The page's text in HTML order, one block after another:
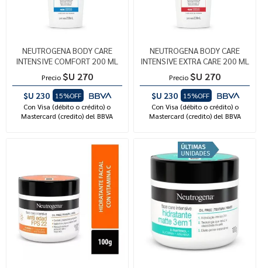
NEUTROGENA BODY CARE
INTENSIVE COMFORT 200 ML
Precio $U 270
$U 230
15%OFF
Con Visa (débito o crédito) o
Mastercard (credito) del BBVA
NEUTROGENA BODY CARE
INTENSIVE EXTRA CARE 200 ML
Precio $U 270
$U 230
15%OFF
Con Visa (débito o crédito) o
Mastercard (credito) del BBVA